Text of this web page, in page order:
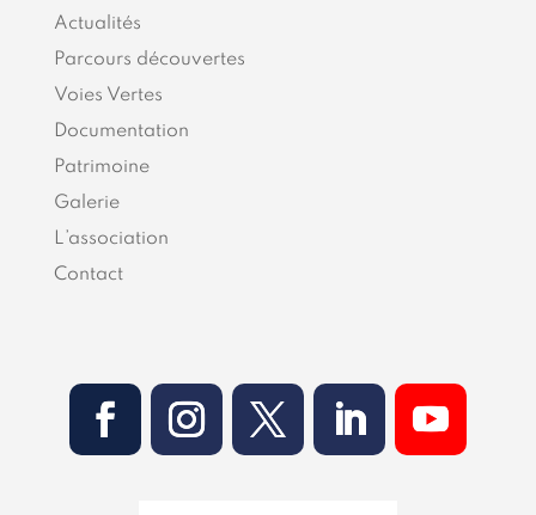
Actualités
Parcours découvertes
Voies Vertes
Documentation
Patrimoine
Galerie
L’association
Contact